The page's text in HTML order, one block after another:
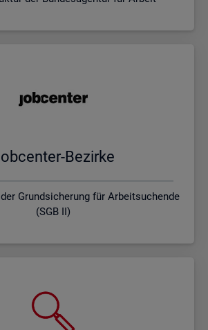
Be­zir­ke
Grundsicherung für Arbeitsuchende
(SGB II)